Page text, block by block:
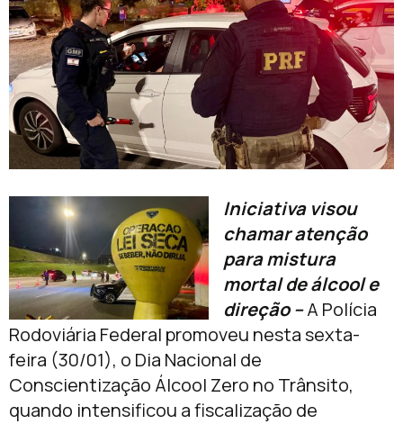
Iniciativa visou
chamar atenção
para mistura
mortal de álcool e
direção –A Polícia
Rodoviária Federal promoveu nesta sexta-
feira (30/01), o Dia Nacional de
Conscientização Álcool Zero no Trânsito,
quando intensificou a fiscalização de